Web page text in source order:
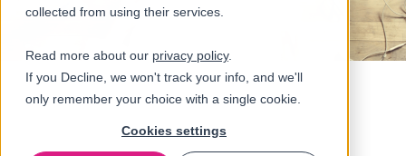
collected from using their services.
Read more about our privacy policy.
If you Decline, we won't track your info, and we'll
only remember your choice with a single cookie.
Cookies settings